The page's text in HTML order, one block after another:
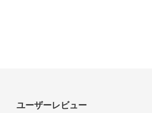
ユーザーレビュー